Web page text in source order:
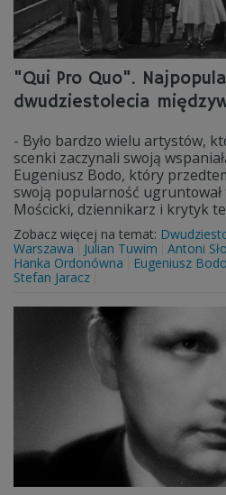
"Qui Pro Quo".
dwudziestolecia
- Było bardzo wielu artystów,
scenki zaczynali swoją
Eugeniusz Bodo, który
swoją popularność ugruntował
Mościcki, dziennikarz i krytyk
Zobacz więcej na temat:
Warszawa
Julian Tuwim Antoni
Hanka Ordonówna
Eugeniusz Bodo
Stefan Jaracz